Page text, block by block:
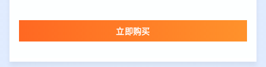
立即购买